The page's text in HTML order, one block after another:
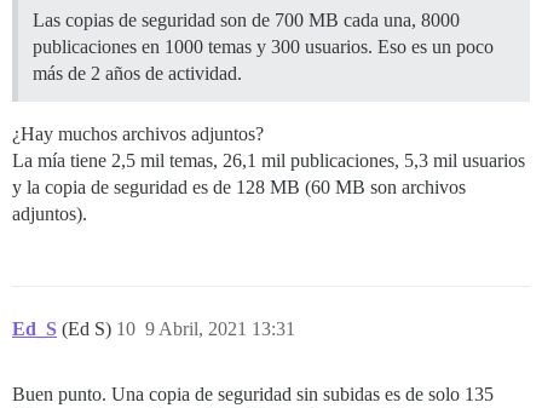
Las copias de seguridad son de 700 MB cada una, 8000
publicaciones en 1000 temas y 300 usuarios. Eso es un poco
más de 2 años de actividad.
¿Hay muchos archivos adjuntos?
La mía tiene 2,5 mil temas, 26,1 mil publicaciones, 5,3 mil usuarios
y la copia de seguridad es de 128 MB (60 MB son archivos
adjuntos).
Ed_S (Ed S) 9 Abril, 2021 13:31
10
Buen punto. Una copia de seguridad sin subidas es de solo 135